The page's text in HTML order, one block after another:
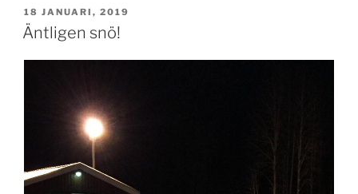
PUBLICERAT
18 JANUARI, 2019
Äntligen snö!